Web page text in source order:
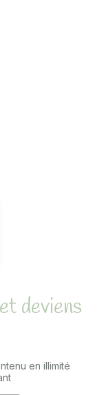
deviens
en illimité